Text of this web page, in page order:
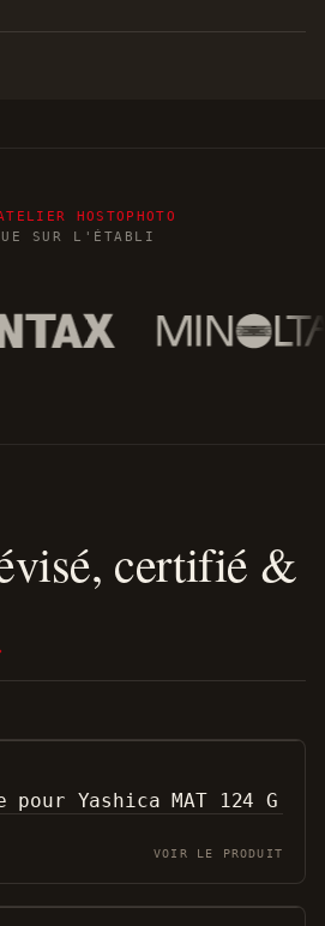
HOSTOPHOTO
SUR L'ÉTABLI
certifié &
pour Yashica MAT 124 G
VOIR LE PRODUIT